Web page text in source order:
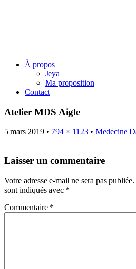
Menu
Skip
À propos
Jeya
Ma proposition
Contact
Atelier MDS Aigle
5 mars 2019 • 794 × 1123 • Medecine
Laisser un commentaire
Votre adresse e-mail ne sera pas publiée.
sont indiqués avec *
Commentaire *